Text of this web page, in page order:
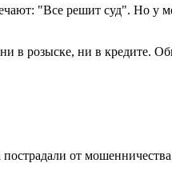
"Все решит суд". Но
в розыске, ни в